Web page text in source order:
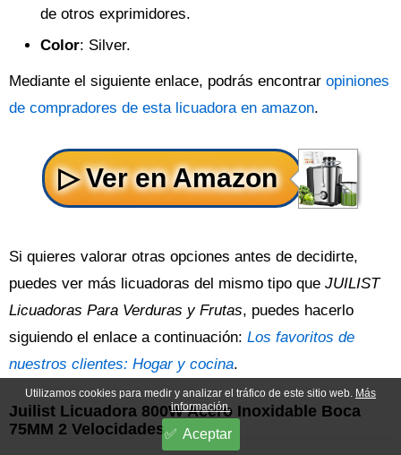
de otros exprimidores.
Color: Silver.
Mediante el siguiente enlace, podrás encontrar opiniones
de compradores de esta licuadora en amazon.
Si quieres valorar otras opciones antes de decidirte,
puedes ver más licuadoras del mismo tipo que JUILIST
Licuadoras Para Verduras y Frutas, puedes hacerlo
siguiendo el enlace a continuación: Los favoritos de
nuestros clientes: Hogar y cocina.
Juilist Licuadora 800W Acero Inoxidable Boca
75MM 2 Velocidades
Utilizamos cookies para medir y analizar el tráfico de este sitio web. Más
información.
Aceptar